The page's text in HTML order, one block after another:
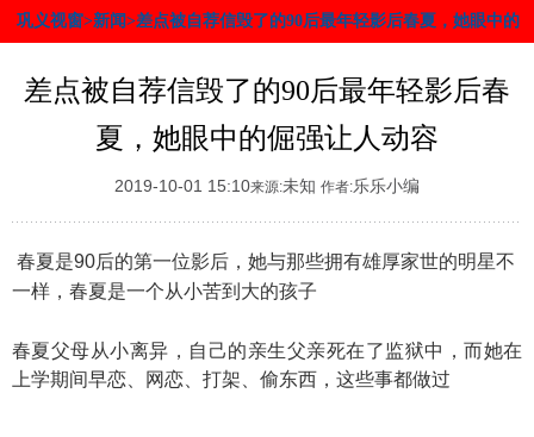
巩义视窗>新闻>差点被自荐信毁了的90后最年轻影后春夏，她眼中的
差点被自荐信毁了的90后最年轻影后春
夏，她眼中的倔强让人动容
2019-10-01 15:10来源:未知 作者:乐乐小编
春夏是90后的第一位影后，她与那些拥有雄厚家世的明星不
一样，春夏是一个从小苦到大的孩子
春夏父母从小离异，自己的亲生父亲死在了监狱中，而她在
上学期间早恋、网恋、打架、偷东西，这些事都做过